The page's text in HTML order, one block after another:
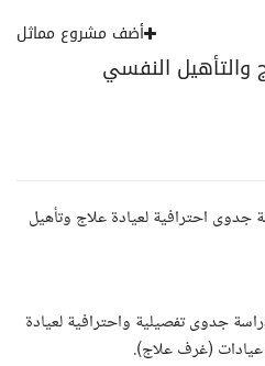
والتأهيل النفسي
أضف مشروع مماثل
احترافية لعيادة علاج وتأهيل
جدوى تفصيلية واحترافية لعيادة
عيادات (غرف علاج).